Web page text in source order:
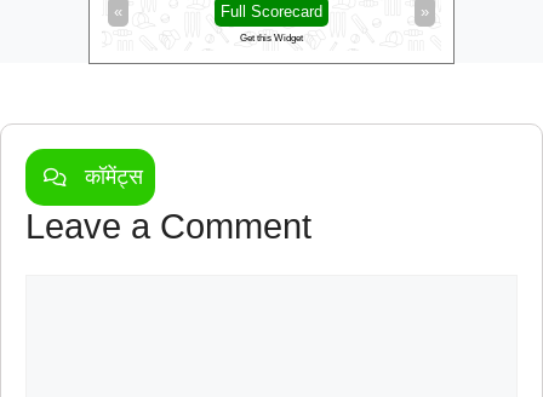
« »
Full Scorecard
Get this Widget
कॉमेंट्स
Leave a Comment